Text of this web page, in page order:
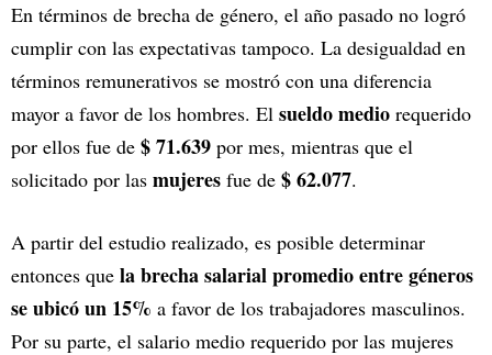
En términos de brecha de género, el año pasado no logró
cumplir con las expectativas tampoco. La desigualdad en
términos remunerativos se mostró con una diferencia
mayor a favor de los hombres. El sueldo medio requerido
por ellos fue de $ 71.639 por mes, mientras que el
solicitado por las mujeres fue de $ 62.077.
A partir del estudio realizado, es posible determinar
entonces que la brecha salarial promedio entre géneros
se ubicó un 15% a favor de los trabajadores masculinos.
Por su parte, el salario medio requerido por las mujeres